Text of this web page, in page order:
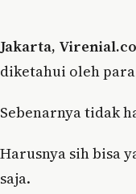
Jakarta,
diketahui oleh
Sebenarnya tidak
Harusnya sih bisa
saja.